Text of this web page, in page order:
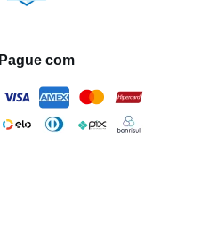
Pague com